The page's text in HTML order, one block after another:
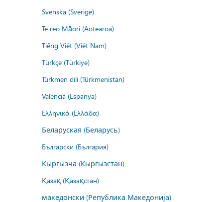
Svenska (Sverige)
Te reo Māori (Aotearoa)
Tiếng Việt (Việt Nam)
Türkçe (Türkiye)
Türkmen dili (Türkmenistan)
Valencià (Espanya)
Ελληνικά (Ελλάδα)
Беларуская (Беларусь)
Български (България)
Кыргызча (Кыргызстан)
Қазақ (Қазақстан)
македонски (Република Македонија)